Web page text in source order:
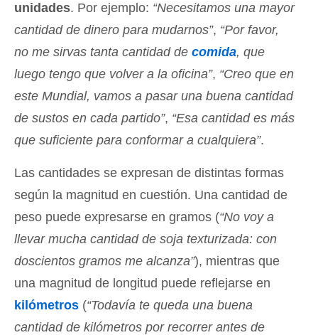
unidades. Por ejemplo: “Necesitamos una mayor
cantidad de dinero para mudarnos”, “Por favor,
no me sirvas tanta cantidad de comida, que
luego tengo que volver a la oficina”, “Creo que en
este Mundial, vamos a pasar una buena cantidad
de sustos en cada partido”, “Esa cantidad es más
que suficiente para conformar a cualquiera”.
Las cantidades se expresan de distintas formas
según la magnitud en cuestión. Una cantidad de
peso puede expresarse en gramos (“No voy a
llevar mucha cantidad de soja texturizada: con
doscientos gramos me alcanza”), mientras que
una magnitud de longitud puede reflejarse en
kilómetros (“Todavía te queda una buena
cantidad de kilómetros por recorrer antes de